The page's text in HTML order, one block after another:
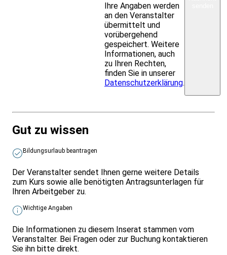
Ihre Angaben werden
an den Veranstalter
übermittelt und
vorübergehend
gespeichert. Weitere
Informationen, auch
zu Ihren Rechten,
finden Sie in unserer
Datenschutzerklärung.
Gut zu wissen
Bildungsurlaub beantragen
Der Veranstalter sendet Ihnen gerne weitere Details
zum Kurs sowie alle benötigten Antragsunterlagen für
Ihren Arbeitgeber zu.
Wichtige Angaben
Die Informationen zu diesem Inserat stammen vom
Veranstalter. Bei Fragen oder zur Buchung kontaktieren
Sie ihn bitte direkt.